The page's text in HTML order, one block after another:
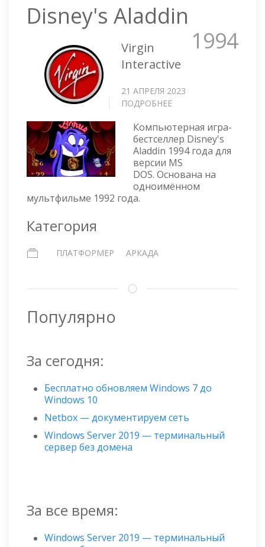
Disney's Aladdin
1994
Virgin
Interactive
21 АПРЕЛЯ 2023
ПОДРОБНЕЕ
ALADDIN
Компьютерная игра-
бестселлер Disney's
Aladdin 1994 года для
версии MS
DOS. Основана на
одноимённом
мультфильме 1992 года.
Категория
ПЛАТФОРМЕР АРКАДА
Популярно
За сегодня:
Бесплатно обновляем Windows 7 до
Windows 10
Netbox — документируем сеть
Windows Server 2019 — терминальный
сервер без домена
За все время:
Windows Server 2019 — терминальный